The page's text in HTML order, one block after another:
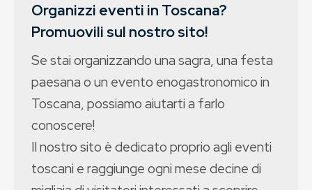
Organizzi eventi in Toscana?
Promuovili sul nostro sito!
Se stai organizzando una sagra, una festa
paesana o un evento enogastronomico in
Toscana, possiamo aiutarti a farlo
conoscere!
Il nostro sito è dedicato proprio agli eventi
toscani e raggiunge ogni mese decine di